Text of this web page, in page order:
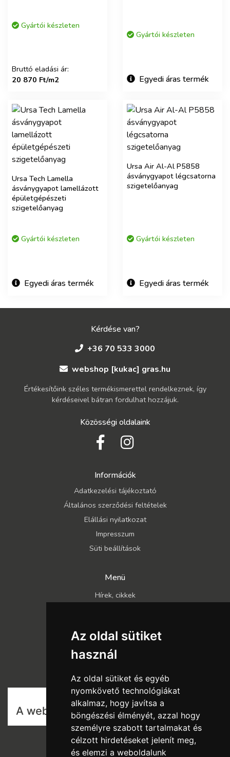
Az oldal sütiket
használ
Az oldal sütiket és egyéb
nyomkövető technológiákat
alkalmaz, hogy javítsa a
böngészési élményét, azzal hogy
személyre szabott tartalmakat és
célzott hirdetéseket jelenít meg,
és elemzi a weboldalunk
Gyártói készleten
Bruttó eladási ár:
20 870 Ft/m2
Gyártói készleten
Egyedi áras termék
Ursa Tech Lamella
ásványgyapot lamellázott
épületgépészeti
szigetelőanyag
Gyártói készleten
Egyedi áras termék
Ursa Air Al-Al P5858
ásványgyapot légcsatorna
szigetelőanyag
Gyártói készleten
Egyedi áras termék
Kérdése van?
+36 70 533 3000
webshop [kukac] gras.hu
Értékesítőink széles termékismerettel rendelkeznek, így
kérdéseivel bátran fordulhat hozzájuk.
Közösségi oldalaink
Információk
Adatkezelési tájékoztató
Általános szerződési feltételek
Elállási nyilatkozat
Impresszum
Süti beállítások
Menü
Hírek, cikkek
Rólunk
Szállítás és fizetés